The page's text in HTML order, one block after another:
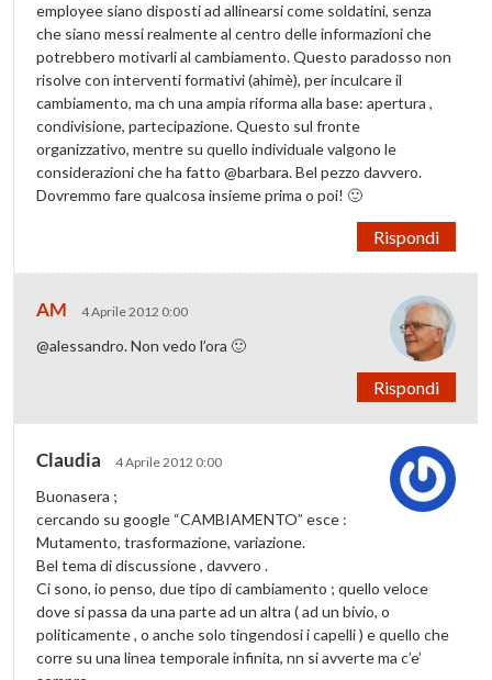
employee siano disposti ad allinearsi come soldatini, senza
che siano messi realmente al centro delle informazioni che
potrebbero motivarli al cambiamento. Questo paradosso non
risolve con interventi formativi (ahimè), per inculcare il
cambiamento, ma ch una ampia riforma alla base: apertura ,
condivisione, partecipazione. Questo sul fronte
organizzativo, mentre su quello individuale valgono le
considerazioni che ha fatto @barbara. Bel pezzo davvero.
Dovremmo fare qualcosa insieme prima o poi! 🙂
Rispondi
AM 4 Aprile 2012 0:00
@alessandro. Non vedo l’ora 🙂
Rispondi
Claudia 4 Aprile 2012 0:00
Buonasera ;
cercando su google “CAMBIAMENTO” esce :
Mutamento, trasformazione, variazione.
Bel tema di discussione , davvero .
Ci sono, io penso, due tipo di cambiamento ; quello veloce
dove si passa da una parte ad un altra ( ad un bivio, o
politicamente , o anche solo tingendosi i capelli ) e quello che
corre su una linea temporale infinita, nn si avverte ma c’e’